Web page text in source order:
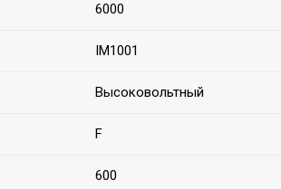
6000
IM1001
Высоковольтный
F
600